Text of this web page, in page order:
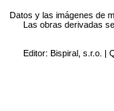
Datos y las imágenes de
Las obras derivadas
Editor: Bispiral, s.r.o. |